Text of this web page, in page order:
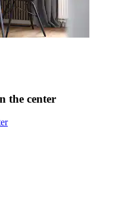
the center